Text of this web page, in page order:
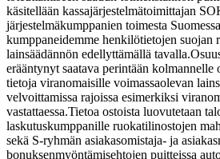
käsitellään kassajärjestelmätoimittajan
järjestelmäkumppanien toimesta
kumppaneidemme henkilötietojen suojan
lainsäädännön edellyttämällä tavalla.
erääntynyt saatava perintään kolmannelle
tietoja viranomaisille voimassaolevan
velvoittamissa rajoissa esimerkiksi
vastattaessa.Tietoa ostoista luovutetaan
laskutuskumppanille ruokatilinostojen
sekä S-ryhmän asiakasomistaja- ja
bonuksenmyöntämisehtojen puitteissa